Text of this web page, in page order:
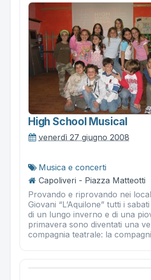
High School Musical
venerdì 27 giugno 2008
Musica e concerti
Capoliveri - Piazza Matteotti
Provando e riprovando nei
Giovani “L’Aquilone” tutti i
di un lungo inverno e di una
primavera sono diventati una
compagnia teatrale: la